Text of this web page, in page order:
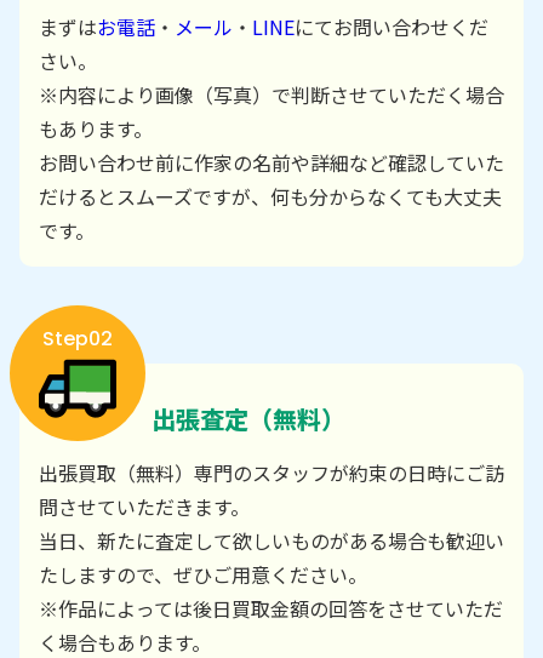
まずはお電話 ・ メール ・ LINEにてお問い合わせくだ
さい。
※内容により画像（写真）で判断させていただく場合
もあります。
お問い合わせ前に作家の名前や詳細など確認していた
だけるとスムーズですが、何も分からなくても大丈夫
です。
Step02
出張査定（無料）
出張買取（無料）専門のスタッフが約束の日時にご訪
問させていただきます。
当日、新たに査定して欲しいものがある場合も歓迎い
たしますので、ぜひご用意ください。
※作品によっては後日買取金額の回答をさせていただ
く場合もあります。